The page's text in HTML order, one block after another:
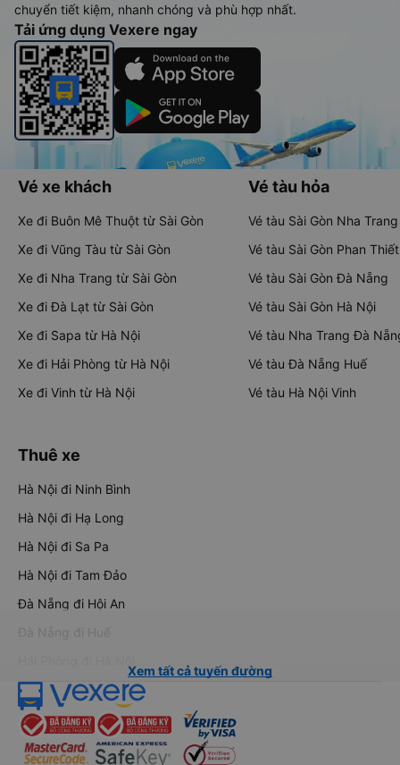
chuyển tiết kiệm, nhanh chóng và phù hợp nhất.
Tải ứng dụng Vexere ngay
Vé xe khách
Xe đi Buôn Mê Thuột từ Sài Gòn
Xe đi Vũng Tàu từ Sài Gòn
Xe đi Nha Trang từ Sài Gòn
Xe đi Đà Lạt từ Sài Gòn
Xe đi Sapa từ Hà Nội
Xe đi Hải Phòng từ Hà Nội
Xe đi Vinh từ Hà Nội
Vé tàu hỏa
Vé tàu Sài Gòn Nha Trang
Vé tàu Sài Gòn Phan Thiết
Vé tàu Sài Gòn Đà Nẵng
Vé tàu Sài Gòn Hà Nội
Vé tàu Nha Trang Đà
Vé tàu Đà Nẵng Huế
Vé tàu Hà Nội Vinh
Thuê xe
Hà Nội đi Ninh Bình
Hà Nội đi Hạ Long
Hà Nội đi Sa Pa
Hà Nội đi Tam Đảo
Đà Nẵng đi Hội An
Đà Nẵng đi Huế
Xem tất cả tuyến đường